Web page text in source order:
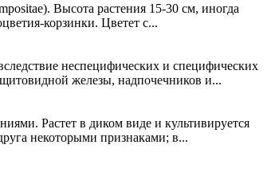
Высота растения 15-30 см, иногда
корзинки. Цветет с...
неспецифических и специфических
железы, надпочечников и...
Растет в диком виде и культивируется
некоторыми признаками; в...